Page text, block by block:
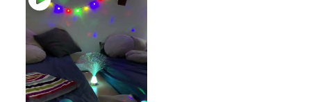
0 – Créer un espace
“Zen” chez soi